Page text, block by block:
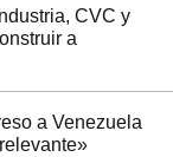
CVC y
a
a Venezuela